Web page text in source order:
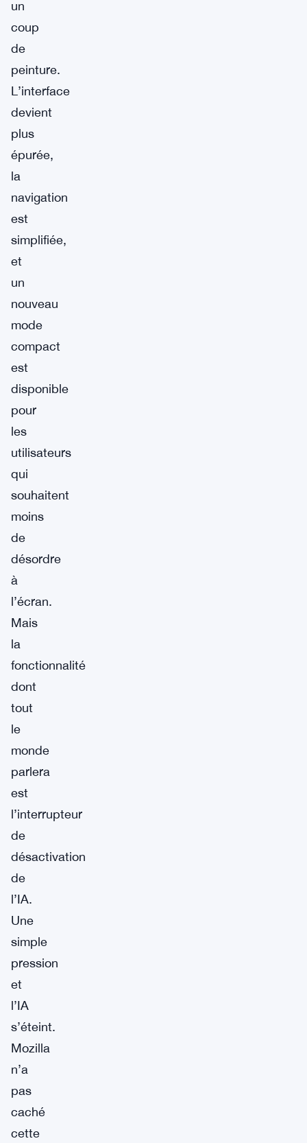
un
coup
de
peinture.
L’interface
devient
plus
épurée,
la
navigation
est
simplifiée,
et
un
nouveau
mode
compact
est
disponible
pour
les
utilisateurs
qui
souhaitent
moins
de
désordre
à
l’écran.
Mais
la
fonctionnalité
dont
tout
le
monde
parlera
est
l’interrupteur
de
désactivation
de
l’IA.
Une
simple
pression
et
l’IA
s’éteint.
Mozilla
n’a
pas
caché
cette